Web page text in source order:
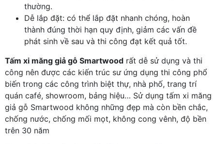
thường.
Dễ lắp đặt: có thể lắp đặt nhanh chóng, hoàn
thành đúng thời hạn quy định, giảm các vấn đề
phát sinh về sau và thi công đạt kết quả tốt.
Tấm xi măng giả gỗ Smartwood rất dễ sử dụng và thi
công nên được các kiến trúc sư ứng dụng thi công phổ
biến trong các công trình biệt thự, nhà phố, trang trí
quán café, showroom, bảng hiệu… Sử dụng tấm xi măng
giả gỗ Smartwood không những đẹp mà còn bền chắc,
chống nước, chống mối mọt, không cong vênh, độ bền
trên 30 năm